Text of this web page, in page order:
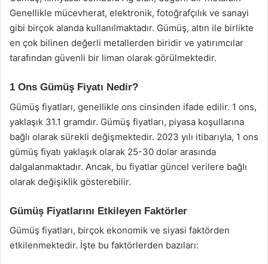
Genellikle mücevherat, elektronik, fotoğrafçılık ve sanayi
gibi birçok alanda kullanılmaktadır. Gümüş, altın ile birlikte
en çok bilinen değerli metallerden biridir ve yatırımcılar
tarafından güvenli bir liman olarak görülmektedir.
1 Ons Gümüş Fiyatı Nedir?
Gümüş fiyatları, genellikle ons cinsinden ifade edilir. 1 ons,
yaklaşık 31.1 gramdır. Gümüş fiyatları, piyasa koşullarına
bağlı olarak sürekli değişmektedir. 2023 yılı itibarıyla, 1 ons
gümüş fiyatı yaklaşık olarak 25-30 dolar arasında
dalgalanmaktadır. Ancak, bu fiyatlar güncel verilere bağlı
olarak değişiklik gösterebilir.
Gümüş Fiyatlarını Etkileyen Faktörler
Gümüş fiyatları, birçok ekonomik ve siyasi faktörden
etkilenmektedir. İşte bu faktörlerden bazıları: